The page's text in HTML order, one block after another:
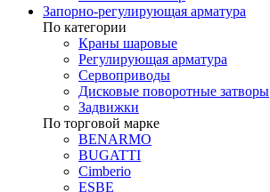
Запорно-регулирующая арматура
По категории
Краны шаровые
Регулирующая арматура
Сервоприводы
Дисковые поворотные затворы
Задвижки
По торговой марке
BENARMO
BUGATTI
Cimberio
ESBE